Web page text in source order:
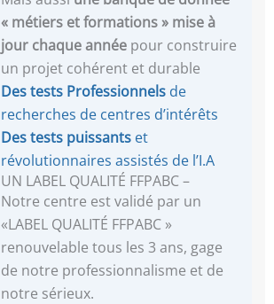
« métiers et formations » mise à
jour chaque année pour construire
un projet cohérent et durable
Des tests Professionnels de
recherches de centres d’intérêts
Des tests puissants et
révolutionnaires assistés de l’I.A
UN LABEL QUALITÉ FFPABC –
Notre centre est validé par un
«LABEL QUALITÉ FFPABC »
renouvelable tous les 3 ans, gage
de notre professionnalisme et de
notre sérieux.